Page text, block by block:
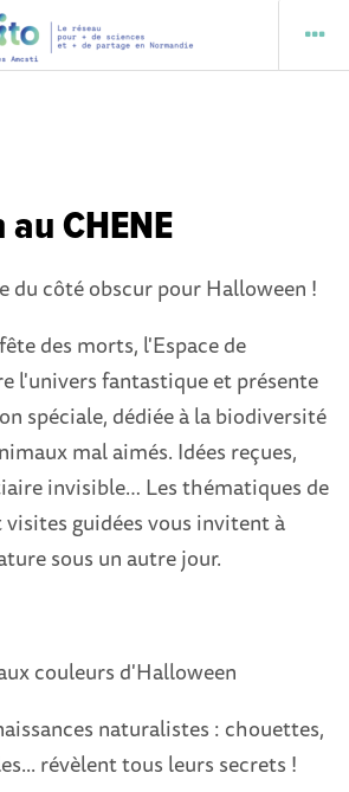
CHENE
du côté obscur pour Halloween !
des morts, l'Espace de
l'univers fantastique et présente
spéciale, dédiée à la biodiversité
mal aimés. Idées reçues,
invisible… Les thématiques de
guidées vous invitent à
sous un autre jour.
couleurs d'Halloween
naturalistes : chouettes,
révèlent tous leurs secrets !